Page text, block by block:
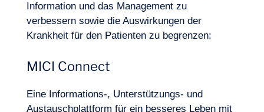
Information und das Management zu
verbessern sowie die Auswirkungen der
Krankheit für den Patienten zu begrenzen:
MICI Connect
Eine Informations-, Unterstützungs- und
Austauschplattform für ein besseres Leben mit